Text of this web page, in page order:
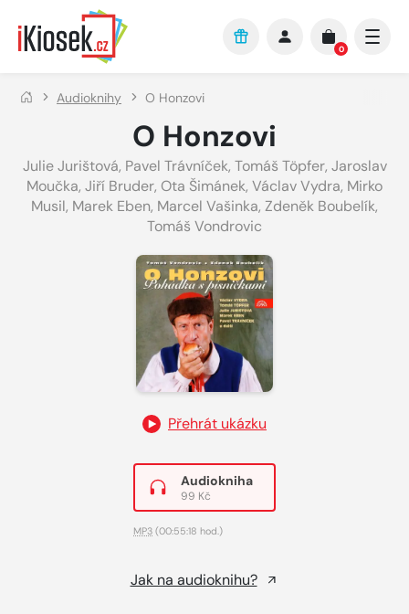
Přejít na hlavní obsah
0
Audioknihy O Honzovi
O Honzovi
Julie Jurištová, Pavel Trávníček, Tomáš Töpfer, Jaroslav
Moučka, Jiří Bruder, Ota Šimánek, Václav Vydra, Mirko
Musil, Marek Eben, Marcel Vašinka, Zdeněk Boubelík,
Tomáš Vondrovic
Přehrát ukázku
Audiokniha
99 Kč
MP3 (00:55:18 hod.)
Jak na audioknihu?